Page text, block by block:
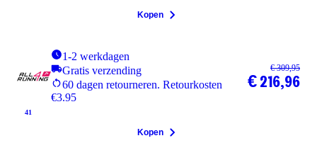
Kopen
1-2 werkdagen
Gratis verzending
60 dagen retourneren. Retourkosten
€3.95
41
€ 309,95
€ 216,96
Kopen